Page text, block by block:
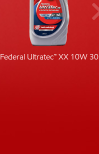
Federal Ultratec™ XX 10W 30